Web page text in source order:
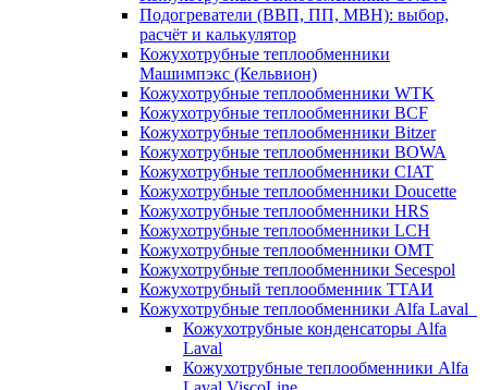
Подогреватели (ВВП, ПП, МВН): выбор,
расчёт и калькулятор
Кожухотрубные теплообменники
Машимпэкс (Кельвион)
Кожухотрубные теплообменники WTK
Кожухотрубные теплообменники BCF
Кожухотрубные теплообменники Bitzer
Кожухотрубные теплообменники BOWA
Кожухотрубные теплообменники CIAT
Кожухотрубные теплообменники Doucette
Кожухотрубные теплообменники HRS
Кожухотрубные теплообменники LCH
Кожухотрубные теплообменники OMT
Кожухотрубные теплообменники Secespol
Кожухотрубный теплообменник ТТАИ
Кожухотрубные теплообменники Alfa Laval
Кожухотрубные конденсаторы Alfa
Laval
Кожухотрубные теплообменники Alfa